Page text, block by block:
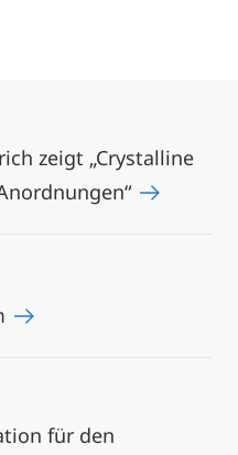
zeigt „Crystalline
für den